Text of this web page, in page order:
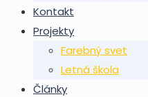
Kontakt
Projekty
Farebný svet
Letná škola
Články